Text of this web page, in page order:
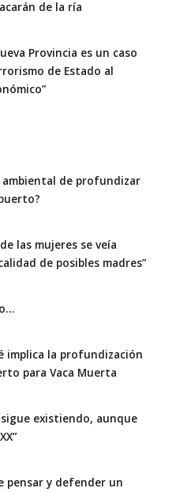
de la ría
Provincia es un caso
de Estado al
ambiental de profundizar
las mujeres se veía
de posibles madres”
implica la profundización
para Vaca Muerta
existiendo, aunque
pensar y defender un